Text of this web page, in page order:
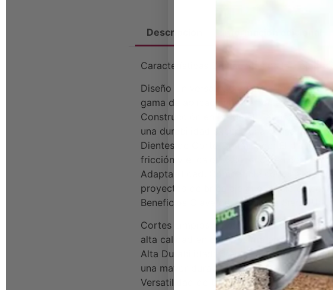
Descripción
Características Destacadas de la Hoja de
Diseño Universal: Con dimensiones de
gama de aplicaciones de corte, desde
Construcción en Bi-Metal: Fabricada con
una durabilidad excepcional y una larga
Dientes de Corte Optimizado: El diseño
fricción y el calor, resultando en cortes
Adaptabilidad: Compatible con una
proyectos de bricolaje que requieren
Beneficios Clave de la Hoja de Sierra
Cortes Limpios y Precisos: Su diseño
alta calidad en diversos materiales.
Alta Durabilidad: Gracias a la
una mayor durabilidad, reduciendo la
Versatilidad de Uso: Perfecta para una